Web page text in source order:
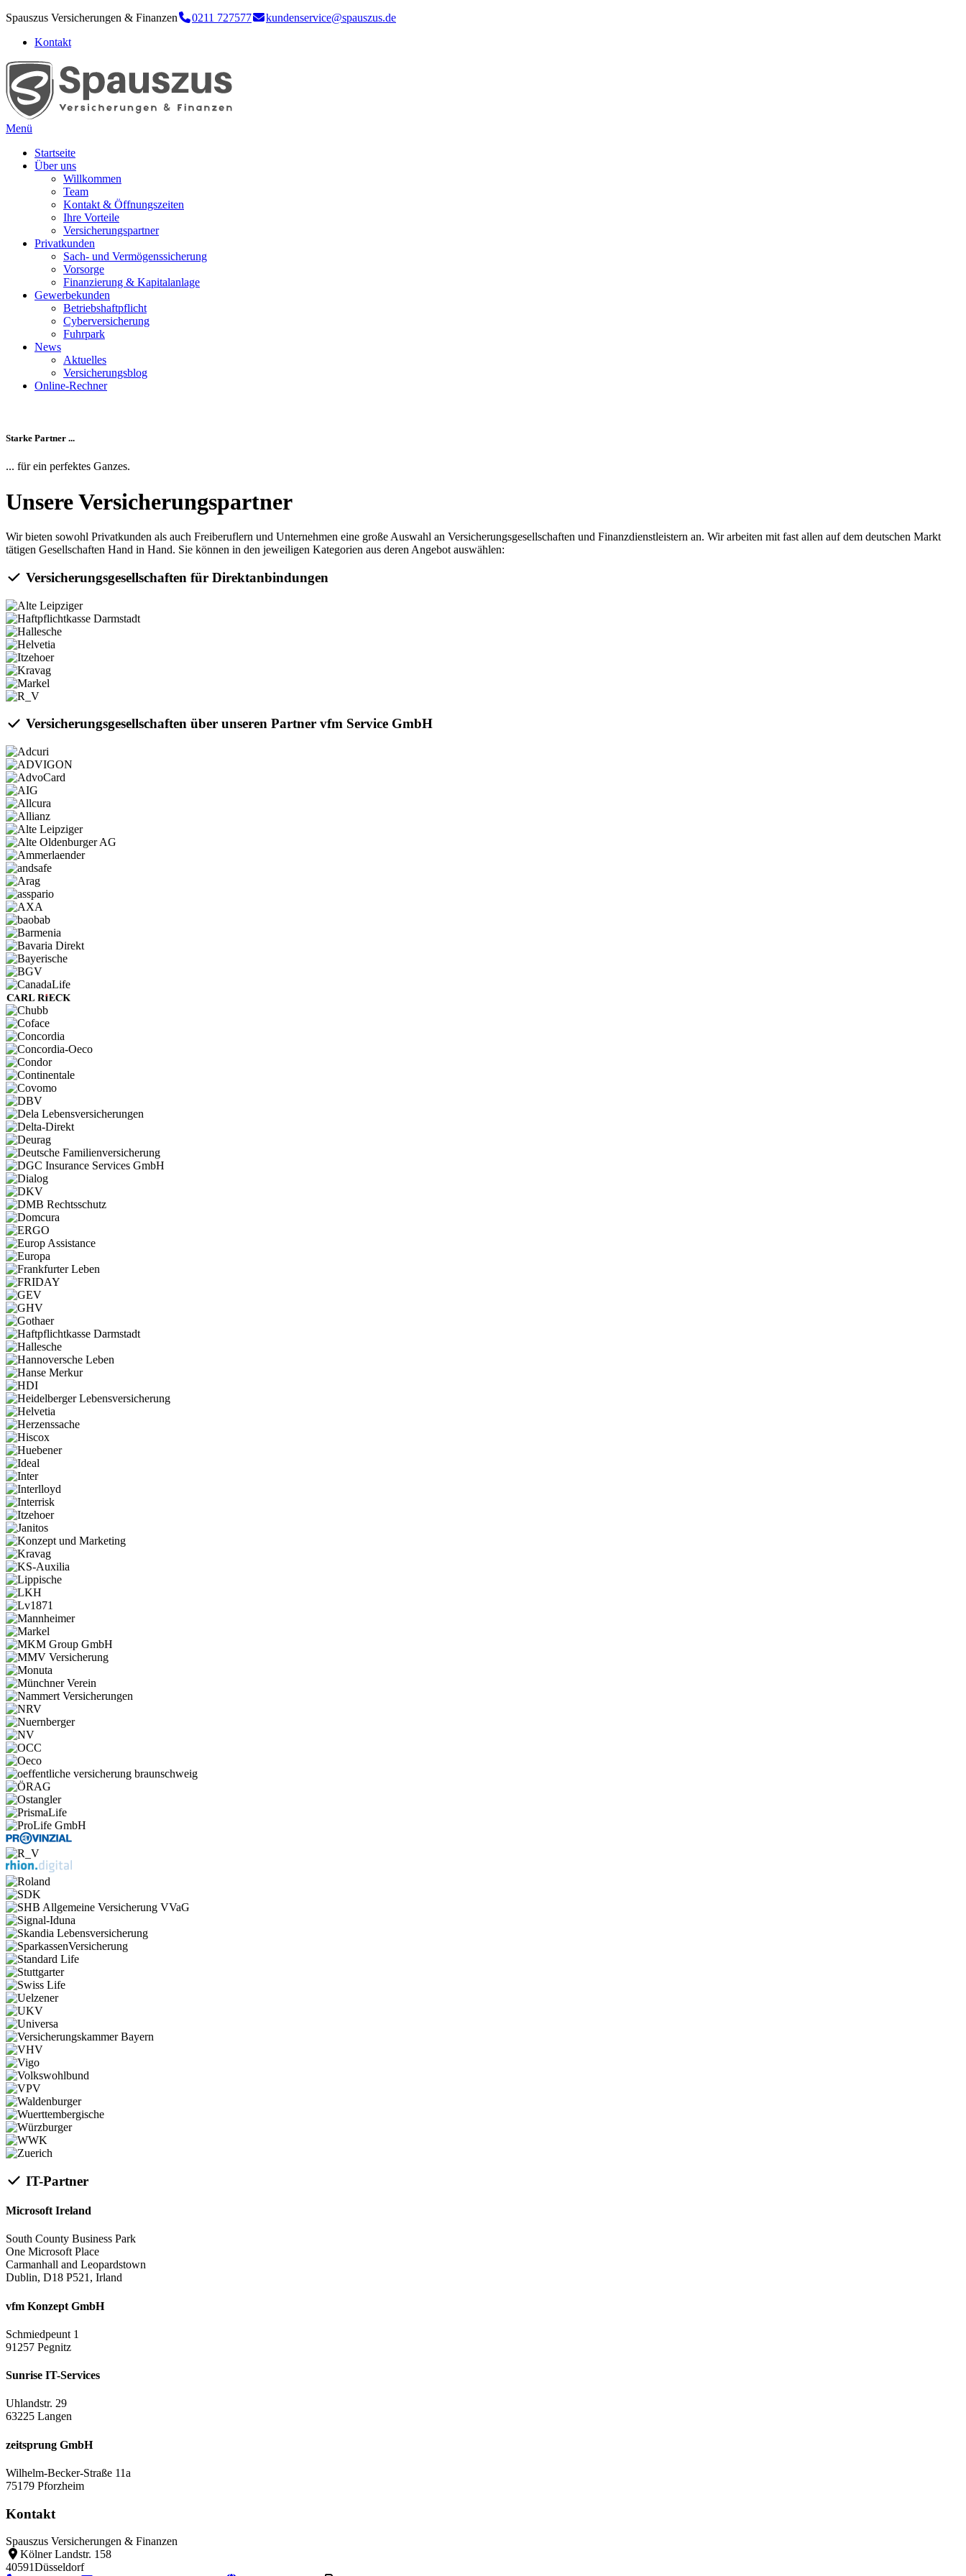
Spauszus Versicherungen & Finanzen 0211 727577
kundenservice@spauszus.de
Kontakt
Menü
Startseite
Über uns
Willkommen
Team
Kontakt & Öffnungszeiten
Ihre Vorteile
Versicherungspartner
Privatkunden
Sach- und Vermögenssicherung
Vorsorge
Finanzierung & Kapitalanlage
Gewerbekunden
Betriebshaftpflicht
Cyberversicherung
Fuhrpark
News
Aktuelles
Versicherungsblog
Online-Rechner
Starke Partner ...
... für ein perfektes Ganzes.
Unsere Versicherungspartner
Wir bieten sowohl Privat­kunden als auch Frei­beruflern und Unter­nehmen eine große Auswahl an Versicherungsgesellschaften und Finanzdienstleistern an. Wir arbeiten mit fast allen auf dem deutschen Markt
tätigen Gesellschaften Hand in Hand. Sie können in den jeweiligen Kategorien aus deren Angebot auswählen:
Versicherungsgesellschaften für Direktanbindungen
Versicherungsgesellschaften über unseren Partner vfm Service GmbH
IT-Partner
Microsoft Ireland
South County Business Park
One Microsoft Place
Carmanhall and Leopardstown
Dublin, D18 P521, Irland
vfm Konzept GmbH
Schmiedpeunt 1
91257 Pegnitz
Sunrise IT-Services
Uhlandstr. 29
63225 Langen
zeitsprung GmbH
Wilhelm-Becker-Straße 11a
75179 Pforzheim
Kontakt
Spauszus Versicherungen & Finanzen
Kölner Landstr. 158
40591Düsseldorf